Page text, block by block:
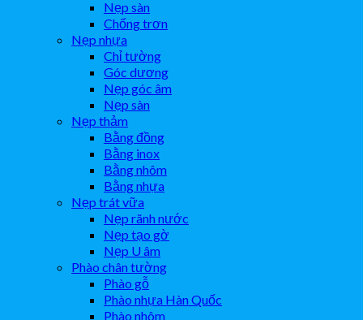
Nẹp sàn
Chống trơn
Nẹp nhựa
Chỉ tường
Góc dương
Nẹp góc âm
Nẹp sàn
Nẹp thảm
Bằng đồng
Bằng inox
Bằng nhôm
Bằng nhựa
Nẹp trát vữa
Nẹp rãnh nước
Nẹp tạo gờ
Nẹp U âm
Phào chân tường
Phào gỗ
Phào nhựa Hàn Quốc
Phào nhôm